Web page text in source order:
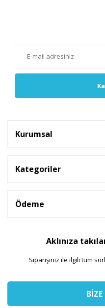
Kurumsal
Kategoriler
Ödeme
Aklınıza
Siparişiniz ile ilgili tüm